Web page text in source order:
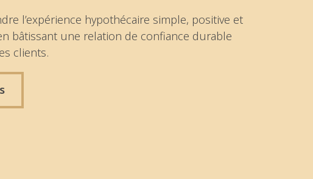
l’expérience hypothécaire simple, positive et
bâtissant une relation de confiance durable
clients.